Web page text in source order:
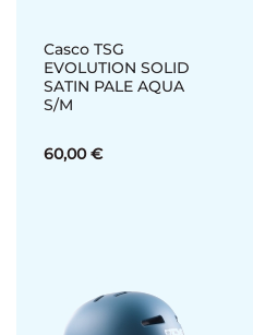
Casco TSG
EVOLUTION SOLID
SATIN PALE AQUA
S/M
60,00 €